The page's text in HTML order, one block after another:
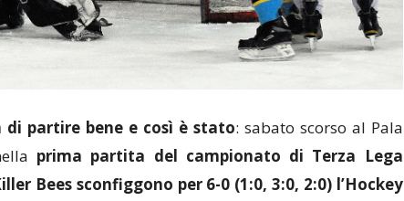
partire bene e così è stato: sabato scorso al Pala
prima partita del campionato di Terza Lega
Bees sconfiggono per 6-0 (1:0, 3:0, 2:0) l’Hockey